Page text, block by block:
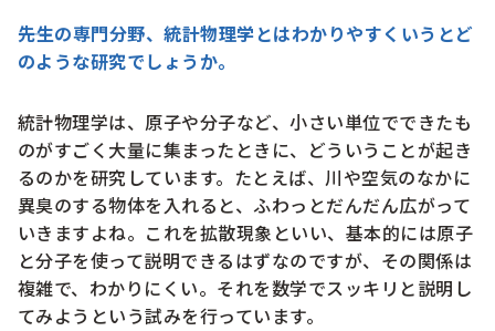
先生の専門分野、統計物理学とはわかりやすくいうとど
のような研究でしょうか。
統計物理学は、原子や分子など、小さい単位でできたも
のがすごく大量に集まったときに、どういうことが起き
るのかを研究しています。たとえば、川や空気のなかに
異臭のする物体を入れると、ふわっとだんだん広がって
いきますよね。これを拡散現象といい、基本的には原子
と分子を使って説明できるはずなのですが、その関係は
複雑で、わかりにくい。それを数学でスッキリと説明し
てみようという試みを行っています。